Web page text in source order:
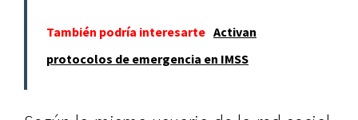
También podría interesarte Activan
protocolos de emergencia en IMSS